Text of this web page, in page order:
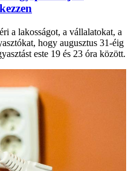
a lakosságot, a vállalatokat, a
hogy augusztus 31-éig
este 19 és 23 óra között.